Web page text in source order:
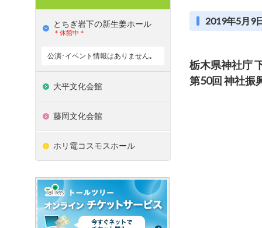
2019年5月9
栃木県神社庁
第50回 神社振
とちぎ岩下の新⽣姜ホール
＊休館中＊
公演･イベント情報はありません｡
大平文化会館
藤岡文化会館
ホリ電コスモスホール